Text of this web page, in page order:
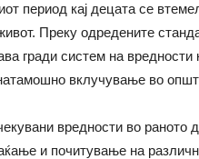
период кај децата се
Преку одредените
гради систем на
вклучување во
вредности во раното
и почитување на